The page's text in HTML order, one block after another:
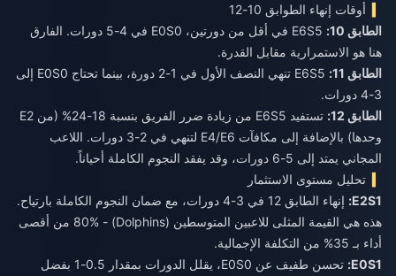
أوقات إنهاء الطوابق 10-12
الطابق 10:
E6S5 في أقل من دورتين، E0S0 في 4-5 دورات. الفارق
هنا هو الاستمرارية مقابل القدرة.
الطابق 11:
E6S5 تنهي النصف الأول في 1-2 دورة، بينما تحتاج E0S0 إلى
3-4 دورات.
الطابق 12:
تستفيد E6S5 من زيادة ضرر الفريق بنسبة 18-24% (من E2
وحدها) بالإضافة إلى مكافآت E4/E6 لتنهي في 2-3 دورات. اللاعب
المجاني يمتد إلى 5-6 دورات، وقد يفقد النجوم الكاملة أحياناً.
تحليل مستوى الاستثمار
E2S1:
إنهاء الطابق 12 في 3-4 دورات، مع ضمان النجوم الكاملة بارتياح.
هذه هي القيمة المثلى للاعبين المتوسطين (Dolphins) - 80% من أقصى
أداء بـ 35% من التكلفة الإجمالية.
E0S1:
تحسن طفيف عن E0S0، يقلل الدورات بمقدار 0.5-1 بفضل